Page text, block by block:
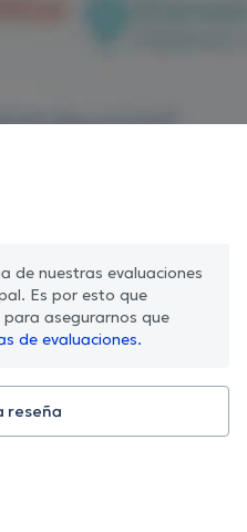
de nuestras evaluaciones
Es por esto que
asegurarnos que
de evaluaciones.
reseña